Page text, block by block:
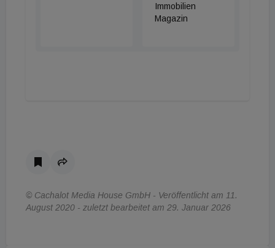
Immobilien
Magazin
© Cachalot Media House GmbH - Veröffentlicht am 11.
August 2020 - zuletzt bearbeitet am 29. Januar 2026